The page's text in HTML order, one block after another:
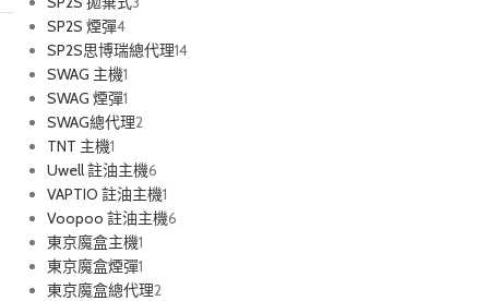
SP2S 煙彈4
SP2S思博瑞總代理14
SWAG 主機1
SWAG 煙彈1
SWAG總代理2
TNT 主機1
Uwell 註油主機6
VAPTIO 註油主機1
Voopoo 註油主機6
東京魔盒主機1
東京魔盒煙彈1
東京魔盒總代理2